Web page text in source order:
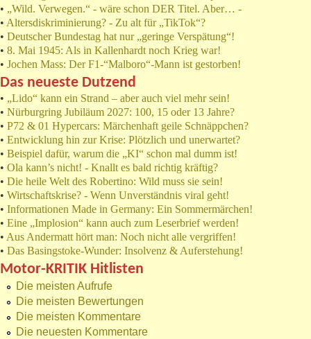
• „Wild. Verwegen.“ - wäre schon DER Titel. Aber… -
• Altersdiskriminierung? - Zu alt für „TikTok“?
• Deutscher Bundestag hat nur „geringe Verspätung“!
• 8. Mai 1945: Als in Kallenhardt noch Krieg war!
• Jochen Mass: Der F1-“Malboro“-Mann ist gestorben!
Das neueste Dutzend
• „Lido“ kann ein Strand – aber auch viel mehr sein!
• Nürburgring Jubiläum 2027: 100, 15 oder 13 Jahre?
• P72 & 01 Hypercars: Märchenhaft geile Schnäppchen?
• Entwicklung hin zur Krise: Plötzlich und unerwartet?
• Beispiel dafür, warum die „KI“ schon mal dumm ist!
• Ola kann’s nicht! - Knallt es bald richtig kräftig?
• Die heile Welt des Robertino: Wild muss sie sein!
• Wirtschaftskrise? - Wenn Unverständnis viral geht!
• Informationen Made in Germany: Ein Sommermärchen!
• Eine „Implosion“ kann auch zum Leserbrief werden!
• Aus Andermatt hört man: Noch nicht alle vergriffen!
• Das Basingstoke-Wunder: Insolvenz & Auferstehung!
Motor-KRITIK Hitlisten
Die meisten Aufrufe
Die meisten Bewertungen
Die meisten Kommentare
Die neuesten Kommentare